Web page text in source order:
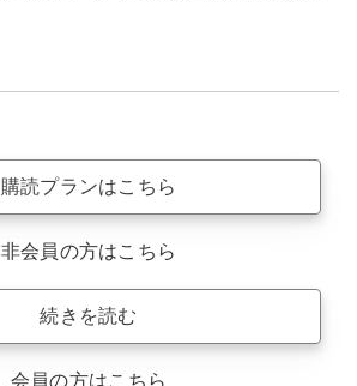
購読プランはこちら
非会員の方はこちら
続きを読む
会員の方はこちら